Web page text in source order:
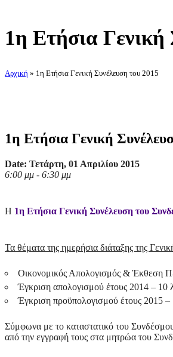
1η Ετήσια Γενική
Αρχική » 1η Ετήσια Γενική Συνέλευση του 2015
1η Ετήσια Γενική
Date: Τετάρτη, 01 Απριλίου 2015
6:00 μμ - 6:30 μμ
Η 1η Ετήσια Γενική Συνέλευση του
Τα θέματα της ημερήσια διάταξης της
Οικονομικός Απολογισμός & Έκθεση
Έγκριση απολογισμού έτους 2014 – 10
Έγκριση προϋπολογισμού έτους 2015 –
Σύμφωνα με το καταστατικό του
από την εγγραφή τους στα μητρώα του